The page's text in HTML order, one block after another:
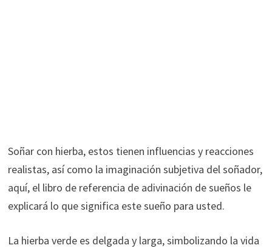
Soñar con hierba, estos tienen influencias y reacciones
realistas, así como la imaginación subjetiva del soñador,
aquí, el libro de referencia de adivinación de sueños le
explicará lo que significa este sueño para usted.
La hierba verde es delgada y larga, simbolizando la vida